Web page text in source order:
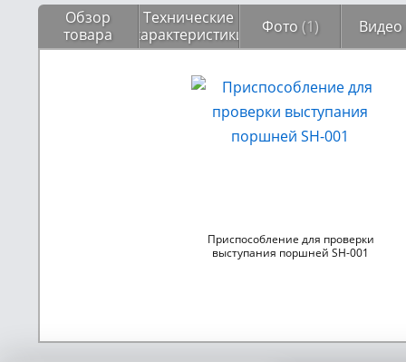
Обзор
товара
Технические
характеристики
Фото (1) Видео
Приспособление для проверки
выступания поршней SH-001